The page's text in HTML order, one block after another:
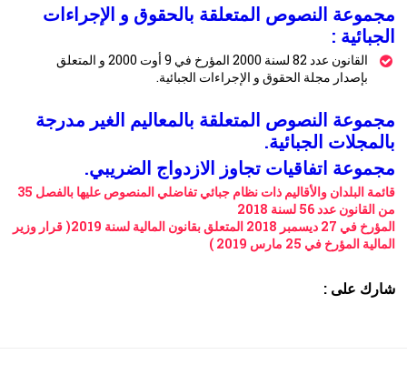
مجموعة النصوص المتعلقة بالحقوق و الإجراءات
الجبائية :
القانون عدد 82 لسنة 2000 المؤرخ في 9 أوت 2000 و المتعلق
بإصدار مجلة الحقوق و الإجراءات الجبائية.
مجموعة النصوص المتعلقة بالمعاليم الغير مدرجة
بالمجلات الجبائية.
مجموعة اتفاقيات تجاوز الازدواج الضريبي.
قائمة البلدان والأقاليم ذات نظام جبائي تفاضلي المنصوص عليها بالفصل 35
من القانون عدد 56 لسنة 2018
المؤرخ في 27 ديسمبر 2018 المتعلق بقانون المالية لسنة 2019( قرار وزير
المالية المؤرخ في 25 مارس 2019 )
شارك على :